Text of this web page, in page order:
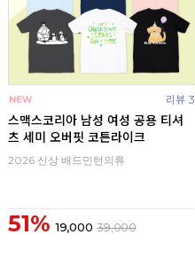
리뷰 3
스맥스코리아 남성 여성 공용 티셔
츠 세미 오버핏 코튼라이크
2026 신상 배드민턴의류
51% 19,000 39,000